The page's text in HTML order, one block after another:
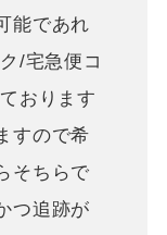
能であれ
/宅急便コ
おります
すので希
そちらで
つ追跡が